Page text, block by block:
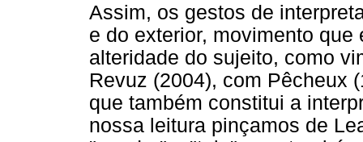
Assim, os gestos de
e do exterior, movimento
alteridade do sujeito, como
Revuz (2004), com Pêcheux
que também constitui a
nossa leitura pinçamos de